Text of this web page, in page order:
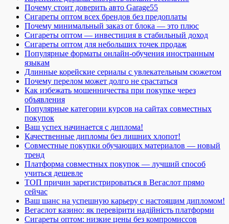
Почему стоит доверить авто Garage55
Сигареты оптом всех брендов без предоплаты
Почему минимальный заказ от блока — это плюс
Сигареты оптом — инвестиция в стабильный доход
Сигареты оптом для небольших точек продаж
Популярные форматы онлайн-обучения иностранным
языкам
Длинные корейские сериалы с увлекательным сюжетом
Почему перелом может долго не срастаться
Как избежать мошенничества при покупке через
объявления
Популярные категории курсов на сайтах совместных
покупок
Ваш успех начинается с диплома!
Качественные дипломы без лишних хлопот!
Совместные покупки обучающих материалов — новый
тренд
Платформа совместных покупок — лучший способ
учиться дешевле
ТОП причин зарегистрироваться в Вегаслот прямо
сейчас
Ваш шанс на успешную карьеру с настоящим дипломом!
Вегаслот казино: як перевірити надійність платформи
Сигареты оптом: низкие цены без компромиссов